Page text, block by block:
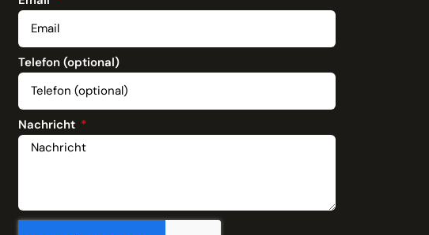
Telefon (optional)
Nachricht